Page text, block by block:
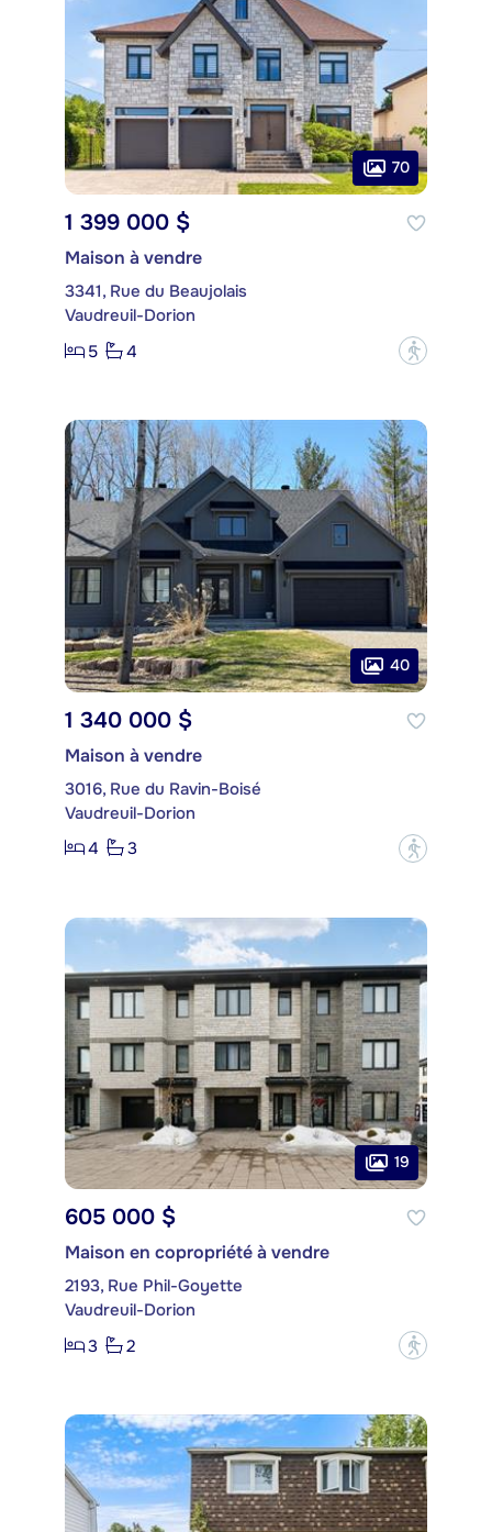
70
1 399 000 $
Maison à vendre
3341, Rue du Beaujolais
Vaudreuil-Dorion
5
4 ?
40
1 340 000 $
Maison à vendre
3016, Rue du Ravin-Boisé
Vaudreuil-Dorion
4
3 ?
19
605 000 $
Maison en copropriété à vendre
2193, Rue Phil-Goyette
Vaudreuil-Dorion
3
2 ?